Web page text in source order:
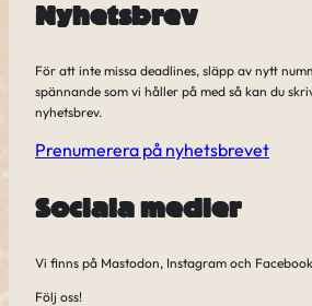
Nyhetsbrev
För att inte missa deadlines, släpp av nytt
spännande som vi håller på med så kan du
nyhetsbrev.
Prenumerera på nyhetsbrevet
Sociala medier
Vi finns på Mastodon, Instagram och
Följ oss!